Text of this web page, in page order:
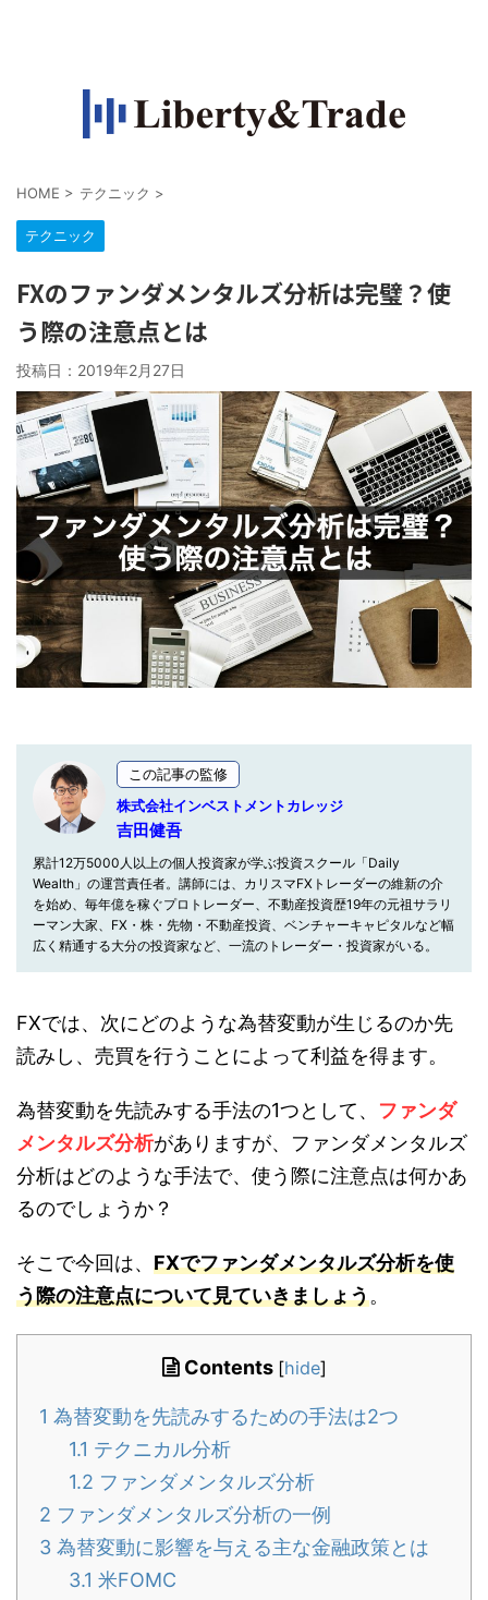
HOME > テクニック >
テクニック
FXのファンダメンタルズ分析は完璧？使
う際の注意点とは
投稿日： 2019年2月27日
この記事の監修
株式会社インベストメントカレッジ
吉田健吾
累計12万5000人以上の個人投資家が学ぶ投資スクール「Daily
Wealth」の運営責任者。講師には、カリスマFXトレーダーの維新の介
を始め、毎年億を稼ぐプロトレーダー、不動産投資歴19年の元祖サラリ
ーマン大家、FX・株・先物・不動産投資、ベンチャーキャピタルなど幅
広く精通する大分の投資家など、一流のトレーダー・投資家がいる。
FXでは、次にどのような為替変動が生じるのか先
読みし、売買を行うことによって利益を得ます。
為替変動を先読みする手法の1つとして、 ファンダ
メンタルズ分析がありますが、ファンダメンタルズ
分析はどのような手法で、使う際に注意点は何かあ
るのでしょうか？
そこで今回は、 FXでファンダメンタルズ分析を使
う際の注意点について見ていきましょう。
Contents [hide]
1 為替変動を先読みするための手法は2つ
1.1 テクニカル分析
1.2 ファンダメンタルズ分析
2 ファンダメンタルズ分析の一例
3 為替変動に影響を与える主な金融政策とは
3.1 米FOMC